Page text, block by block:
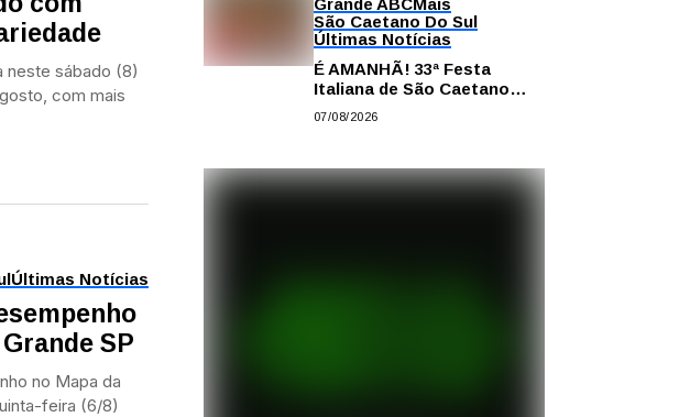
neste sábado (8)
com mais
Últimas Notícias
SP
no Mapa da
feira (6/8)
Grande ABCMais
São Caetano Do Sul
Últimas Notícias
É AMANHÃ! 33ª Festa
Italiana de São Caetano
começa neste sábado com
07/08/2026